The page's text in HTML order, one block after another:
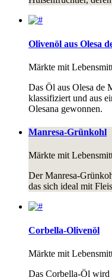
Olivenöl aus Olesa
Märkte mit
Das Öl aus Olesa de
klassifiziert und aus
Olesana gewonnen.
Manresa-Grünkohl
Märkte mit
Der Manresa-
das sich ideal mit
Corbella-Olivenöl
Märkte mit
Das Corbella-Öl wird